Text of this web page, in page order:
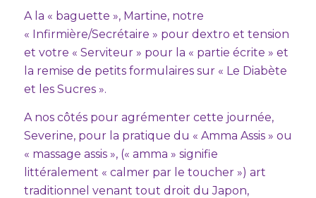
A la « baguette », Martine, notre
« Infirmière/Secrétaire » pour dextro et tension
et votre « Serviteur » pour la « partie écrite » et
la remise de petits formulaires sur « Le Diabète
et les Sucres ».
A nos côtés pour agrémenter cette journée,
Severine, pour la pratique du « Amma Assis » ou
« massage assis », (« amma » signifie
littéralement « calmer par le toucher ») art
traditionnel venant tout droit du Japon,